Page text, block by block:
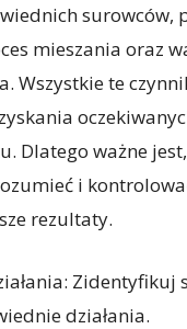
surowców,
mieszania oraz
Wszystkie te
Dlatego ważne
i
rezultaty.
Zidentyfikuj
działania.